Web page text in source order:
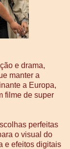
e drama,
manter a
a Europa,
filme de super
perfeitas
o visual do
e efeitos digitais